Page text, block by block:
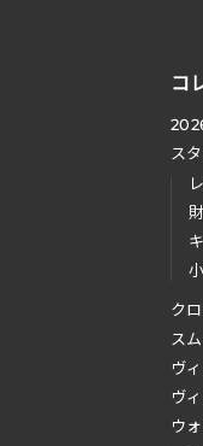
コ
ス
ク
ス
ヴ
ヴ
ウ